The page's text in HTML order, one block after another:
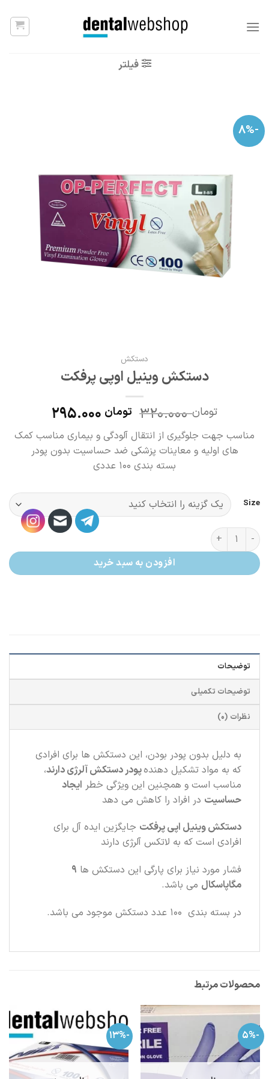
فیلتر
-8%
دستکش
دستکش وینیل اوپی پرفکت
تومان320.000 تومان
مناسب جهت جلوگیری از انتقال آلودگی و بیماری مناسب کمک
های اولیه و معاینات پزشکی ضد حساسیت بدون پودر
بسته بندی 100 عددی
Size
دستکش وینیل اوپی پرفکت عدد
افزودن به سبد خرید
توضیحات
توضیحات تکمیلی
نظرات (0)
به دلیل بدون پودر بودن، این دستکش ها برای افرادی
كه به مواد تشكيل دهندهپودر دستكش آلرژی دارند،
مناسب است و همچنین اين ويژگی خطر ايجاد
حساسيت در افراد را كاهش می دهد
دستکش وینیل اپی پرفکت جايگزين ايده آل برای
افرادی است که به لاتكس آلرژی دارند
فشار مورد نياز برای پارگی اين دستكش ها 9
مگاپاسکال می باشد.
در بسته بندی 100 عدد دستکش موجود می باشد.
محصولات مرتبط
-5%
-13%